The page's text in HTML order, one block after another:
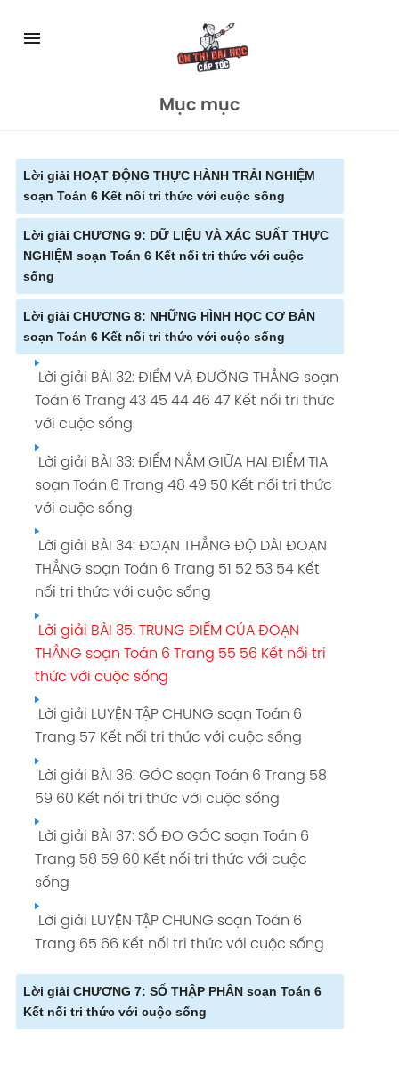
menu
Mục mục
Lời giải HOẠT ĐỘNG THỰC HÀNH TRẢI NGHIỆM
soạn Toán 6 Kết nối tri thức với cuộc sống
Lời giải KẾ HOẠCH CHI TIÊU CÁ NHÂN VÀ GIA
ĐÌNH soạn Toán 6 Trang 99 100 Kết nối tri
thức với cuộc sống
Lời giải HOẠT ĐỘNG THỂ THAO NÀO ĐƯỢC
YÊU THÍCH NHẤT TRONG HÈ soạn Toán 6 Kết
nối tri thức với cuộc sống
Lời giải VẼ HÌNH ĐƠN GIẢN VỚI PHẦN MỀM
GEOGEBRA soạn Toán 6 Trang 107 Kết nối tri
thức với cuộc sống
Lời giải BÀI TẬP ÔN TẬP CUỐI NĂM soạn Toán
6 Trang 108 109 Kết nối tri thức với cuộc
sống
Lời giải CHƯƠNG 9: DỮ LIỆU VÀ XÁC SUẤT THỰC
NGHIỆM soạn Toán 6 Kết nối tri thức với cuộc
sống
Lời BÀI 38: DỮ LIỆU VÀ THU THẬP DỮ LIỆU soạn
Toán 6 Trang 69 70 71 72 Kết nối tri thức với
cuộc sống
Lời giải BÀI 39: BẢNG THỐNG KÊ VÀ BIỂU ĐỒ
TRANH soạn Toán 6 Trang 73 74 75 76 Kết nối
tri thức với cuộc sống
Lời giải BÀI 40: BIỂU ĐỒ CỘT soạn Toán 6
Trang 78 79 80 81 Kết nối tri thức với cuộc
sống
Lời giải BÀI 41: BIỂU ĐỒ CỘT KÉP soạn Toán 6
Trang 83 84 85 86 Kết nối tri thức với cuộc
sống
Lời giải LUYỆN TẬP CHUNG soạn Toán 6
Trang 87 Kết nối tri thức với cuộc sống
Lời giải BÀI 42: KẾT QUẢ CÓ THỂ VÀ SỰ KIỆN
TRONG TRÒ CHƠI THÍ NGHIỆM soạn Toán 6
Trang 89 90 91 92 93 Kết nối tri thức với cuộc
Lời giải BÀI 43: XÁC SUẤT THỰC NGHIỆM soạn
Toán 6 Trang 94 95 96 Kết nối tri thức với
cuộc sống
Lời giải LUYỆN TẬP CHUNG soạn Toán 6
Trang 97 Kết nối tri thức với cuộc sống
Lời giải BÀI TẬP ÔN CUỐI CHƯƠNG 9 soạn
sống
Lời giải CHƯƠNG 8: NHỮNG HÌNH HỌC CƠ BẢN
soạn Toán 6 Kết nối tri thức với cuộc sống
Lời giải BÀI 32: ĐIỂM VÀ ĐƯỜNG THẲNG soạn
Toán 6 Trang 43 45 44 46 47 Kết nối tri thức
với cuộc sống
Lời giải BÀI 33: ĐIỂM NẰM GIỮA HAI ĐIỂM TIA
soạn Toán 6 Trang 48 49 50 Kết nối tri thức
với cuộc sống
Lời giải BÀI 34: ĐOẠN THẲNG ĐỘ DÀI ĐOẠN
THẲNG soạn Toán 6 Trang 51 52 53 54 Kết
nối tri thức với cuộc sống
Lời giải BÀI 35: TRUNG ĐIỂM CỦA ĐOẠN
THẲNG soạn Toán 6 Trang 55 56 Kết nối tri
thức với cuộc sống
Lời giải LUYỆN TẬP CHUNG soạn Toán 6
Trang 57 Kết nối tri thức với cuộc sống
Lời giải BÀI 36: GÓC soạn Toán 6 Trang 58
59 60 Kết nối tri thức với cuộc sống
Lời giải BÀI 37: SỐ ĐO GÓC soạn Toán 6
Trang 58 59 60 Kết nối tri thức với cuộc
sống
Lời giải LUYỆN TẬP CHUNG soạn Toán 6
Trang 65 66 Kết nối tri thức với cuộc sống
Lời giải CHƯƠNG 7: SỐ THẬP PHÂN soạn Toán 6
Kết nối tri thức với cuộc sống